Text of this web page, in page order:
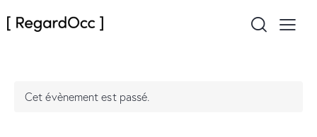
Cet évènement est passé.